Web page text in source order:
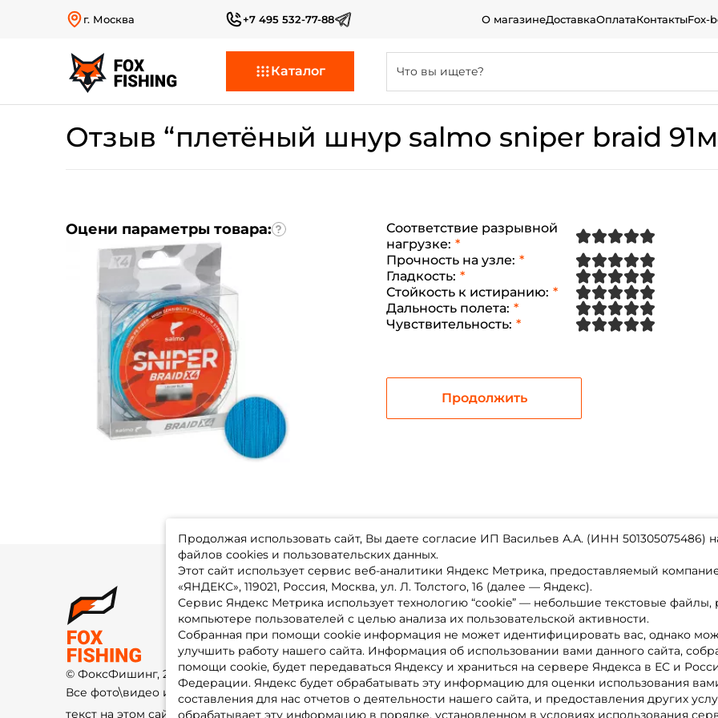
г. Москва +7 495 532-77-88 О магазинеДоставкаОплатаКонтактыFox-
Каталог
Отзыв “плетёный шнур salmo sniper braid
Оцени параметры товара:
Соответствие разрывной
нагрузке:
Прочность на узле:
Гладкость:
Стойкость к истиранию:
Дальность полета:
Чувствительность:
Продолжить
Продолжая использовать сайт, Вы даете согласие ИП Васильев А.А. (ИНН 501305075486)
файлов cookies и пользовательских данных.
Этот сайт использует сервис веб-аналитики Яндекс Метрика, предоставляемый
«ЯНДЕКС», 119021, Россия, Москва, ул. Л. Толстого, 16 (далее — Яндекс).
Сервис Яндекс Метрика использует технологию “cookie” — небольшие текстовые
компьютере пользователей с целью анализа их пользовательской активности.
Собранная при помощи cookie информация не может идентифицировать вас, однако
улучшить работу нашего сайта. Информация об использовании вами данного сайта,
помощи cookie, будет передаваться Яндексу и храниться на сервере Яндекса в ЕС и
Федерации. Яндекс будет обрабатывать эту информацию для оценки использования
составления для нас отчетов о деятельности нашего сайта, и предоставления других
обрабатывает эту информацию в порядке, установленном в условиях использования
Создать аккаунт
Повторите пароль: *
Заполняя данную форму вы соглашаетесь на
обработкуперсональных данных
Создать аккаунт
У меня уже есть аккаунт
© ФоксФишинг, 2009-2026
Все фото\видео изображения и
текст на этом сайте защищены
О магазине
Доставка
Оплата
Fox-bonus
Гуру
Контакты
Политика обработки ПД
Каталог товаров
Акции
Новинки
Бренды
Партнерская программа